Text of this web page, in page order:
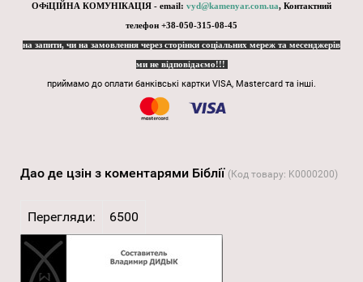
ОФіЦІЙНА КОМУНІКАЦІЯ - email: vyd@kamenyar.com.ua, Контактний
телефон +38-050-315-08-45
на запити, чи на замовлення через сторінки соціальних мереж та месенджерів
ми не відповідаємо!!!
приймамо до оплати банківські картки VISA, Mastercard та інші.
Дао де цзін з коментарями Біблії (Код товару: K0000200)
Перегляди: 6500